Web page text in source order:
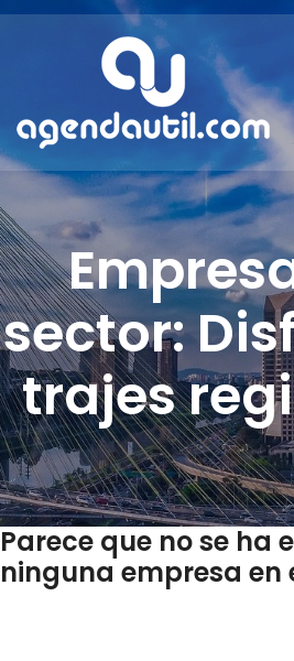
sector:
trajes
Parece que no se ha
ninguna empresa en